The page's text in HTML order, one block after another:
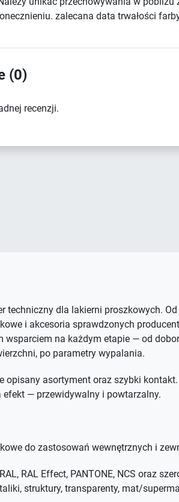
zalecana data trwałości
(0)
recenzji.
techniczny dla lakierni proszkowych.
i akcesoria sprawdzonych
wsparciem na każdym etapie — od
po parametry wypalania.
opisany asortyment oraz szybki kontakt.
efekt — przewidywalny i powtarzalny.
do zastosowań wewnętrznych i
RAL Effect, PANTONE, NCS oraz
struktury, transparenty, mat/